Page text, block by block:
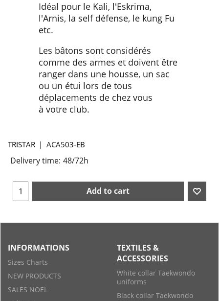
Idéal pour le Kali, l'Eskrima,
l'Arnis, la self défense, le kung Fu
etc.
Les bâtons sont considérés
comme des armes et doivent être
ranger dans une housse, un sac
ou un étui lors de tous
déplacements de chez vous
à votre club.
TRISTAR ACA503-EB
Delivery time: 48/72h
Add to cart
INFORMATIONS
Sizes Charts
NEW PRODUCTS
SALES NOEL
TEXTILES &
ACCESSORIES
White collar Taekwondo
uniforms
Black collar Taekwondo